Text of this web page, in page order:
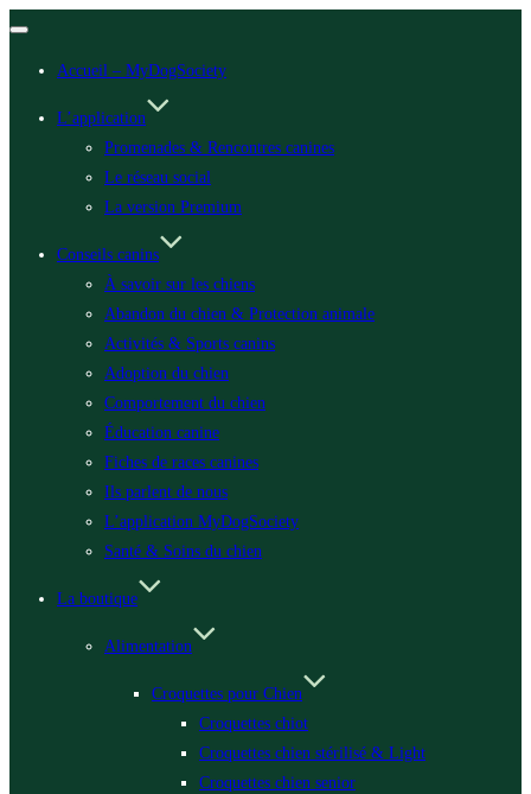
Ouvrir/fermer
navigationAccueil – MyDogSociety
L’application
Promenades & Rencontres canines
Le réseau social
La version Premium
Conseils canins
À savoir sur les chiens
Abandon du chien & Protection animale
Activités & Sports canins
Adoption du chien
Comportement du chien
Éducation canine
Fiches de races canines
Ils parlent de nous
L’application MyDogSociety
Santé & Soins du chien
La boutique
Alimentation
Croquettes pour Chien
Croquettes chiot
Croquettes chien stérilisé & Light
Croquettes chien senior